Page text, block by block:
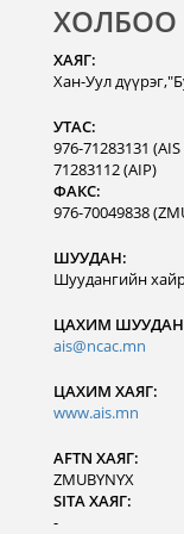
ХОЛБОО
ХАЯГ:
Хан-Уул
УТАС:
976-71283131
71283112 (AIP)
ФАКС:
976-70049838
ШУУДАН:
Шуудангийн
ЦАХИМ
ais@ncac.mn
ЦАХИМ ХАЯГ:
www.ais.mn
AFTN ХАЯГ:
ZMUBYNYX
SITA ХАЯГ:
-